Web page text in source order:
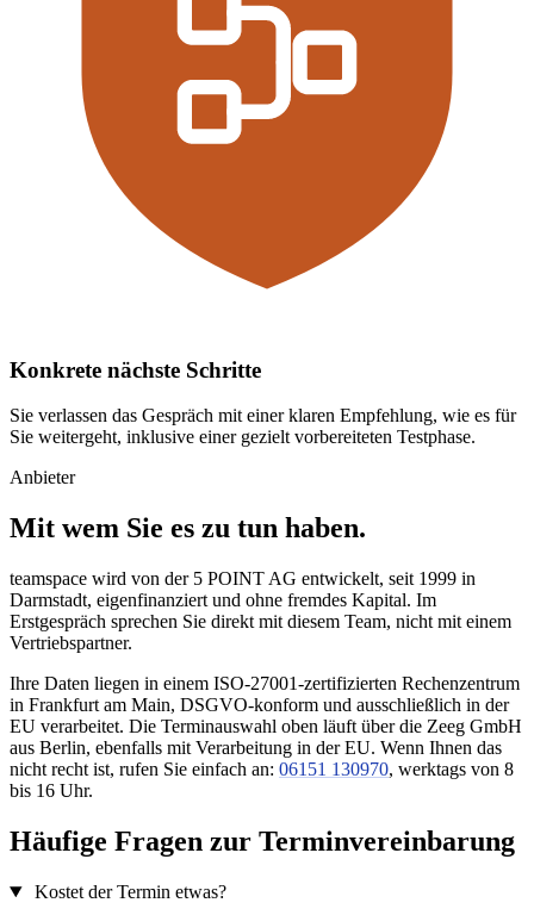
Konkrete nächste Schritte
Sie verlassen das Gespräch mit einer klaren Empfehlung, wie es für
Sie weitergeht, inklusive einer gezielt vorbereiteten Testphase.
Anbieter
Mit wem Sie es zu tun haben.
teamspace wird von der 5 POINT AG entwickelt, seit 1999 in
Darmstadt, eigenfinanziert und ohne fremdes Kapital. Im
Erstgespräch sprechen Sie direkt mit diesem Team, nicht mit einem
Vertriebspartner.
Ihre Daten liegen in einem ISO-27001-zertifizierten Rechenzentrum
in Frankfurt am Main, DSGVO-konform und ausschließlich in der
EU verarbeitet. Die Terminauswahl oben läuft über die Zeeg GmbH
aus Berlin, ebenfalls mit Verarbeitung in der EU. Wenn Ihnen das
nicht recht ist, rufen Sie einfach an: 06151 130970, werktags von 8
bis 16 Uhr.
Häufige Fragen zur Terminvereinbarung
Kostet der Termin etwas?